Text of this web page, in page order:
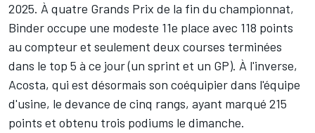
2025. À quatre Grands Prix de la fin du championnat,
Binder occupe une modeste 11e place avec 118 points
au compteur et seulement deux courses terminées
dans le top 5 à ce jour (un sprint et un GP). À l'inverse,
Acosta, qui est désormais son coéquipier dans l'équipe
d'usine, le devance de cinq rangs, ayant marqué 215
points et obtenu trois podiums le dimanche.